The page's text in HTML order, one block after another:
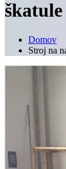
škatule
Domov
Stroj na